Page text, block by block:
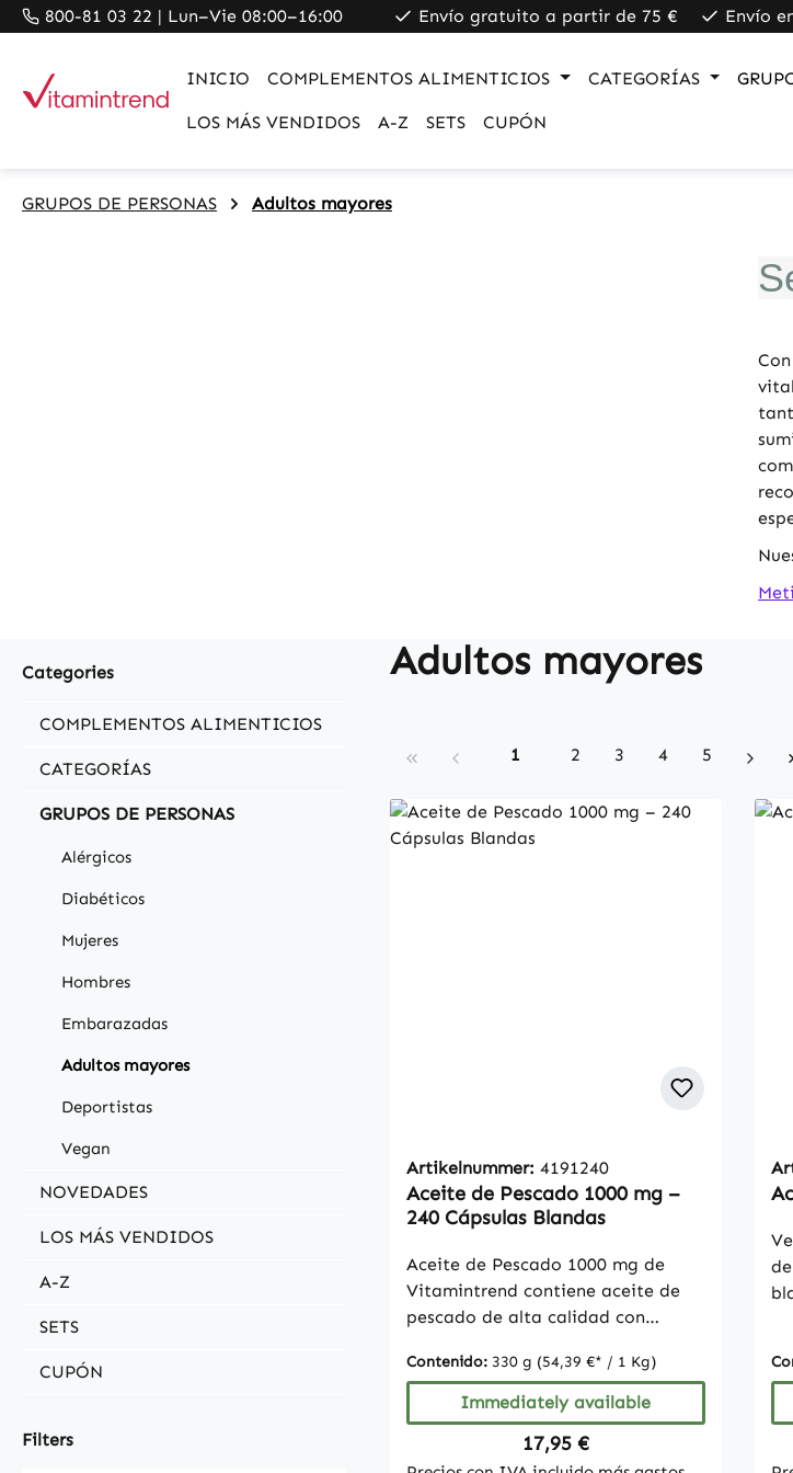
Skip to main navigation
800-81 03 22 | Lun–Vie 08:00–16:00 Envío gratuito a partir de 75 € Envío
INICIO COMPLEMENTOS ALIMENTICIOS CATEGORÍAS
LOS MÁS VENDIDOS A-Z SETS CUPÓN
GRUPOS DE PERSONAS Adultos mayores
Categories
COMPLEMENTOS ALIMENTICIOS
CATEGORÍAS
GRUPOS DE PERSONAS
Alérgicos
Diabéticos
Mujeres
Hombres
Embarazadas
Adultos mayores
Deportistas
Vegan
NOVEDADES
LOS MÁS VENDIDOS
A-Z
SETS
CUPÓN
Filters
Adultos mayores
Page
1 Page
2 Page
3 Page
4 Page
5
Artikelnummer: 4191240
Aceite de Pescado 1000 mg –
240 Cápsulas Blandas
Aceite de Pescado 1000 mg de
Vitamintrend contiene aceite de
pescado de alta calidad con
(ácido eicosapentaenoico) y DHA
(ácido docosahexaenoico). Estos
ácidos grasos omega-3 son
conocidos por su función de apoyo
Contenido: 330 g (54,39 €* / 1 Kg)
Immediately available
Regular price:
17,95 €